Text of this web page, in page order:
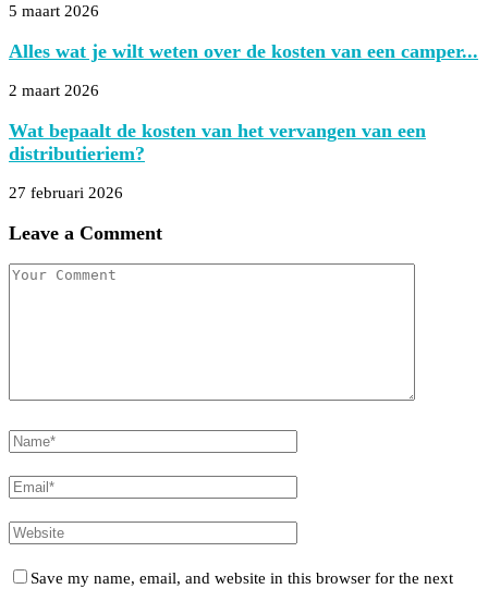
5 maart 2026
Alles wat je wilt weten over de kosten van een camper...
2 maart 2026
Wat bepaalt de kosten van het vervangen van een
distributieriem?
27 februari 2026
Leave a Comment
Save my name, email, and website in this browser for the next